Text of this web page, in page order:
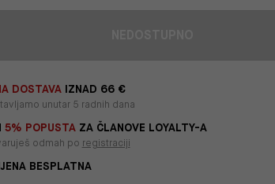
DOSTAVAIZNAD 66 €
unutar 5 radnih dana
5% POPUSTAZA ČLANOVE LOYALTY-A
odmah po registraciji
BESPLATNA